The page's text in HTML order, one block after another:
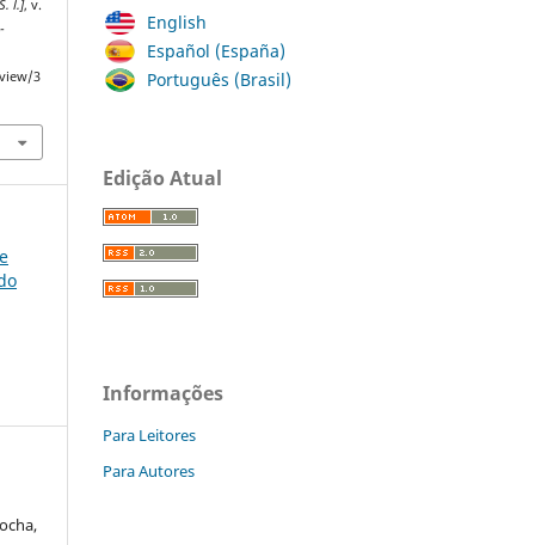
l.], v.
3
English
Español (España)
Português (Brasil)
Edição Atual
Informações
Para Leitores
Para Autores